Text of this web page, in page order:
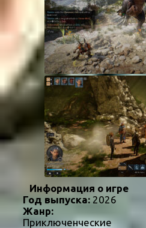
Информация о игре
Год выпуска: 2026
Жанр:
Приключенческие